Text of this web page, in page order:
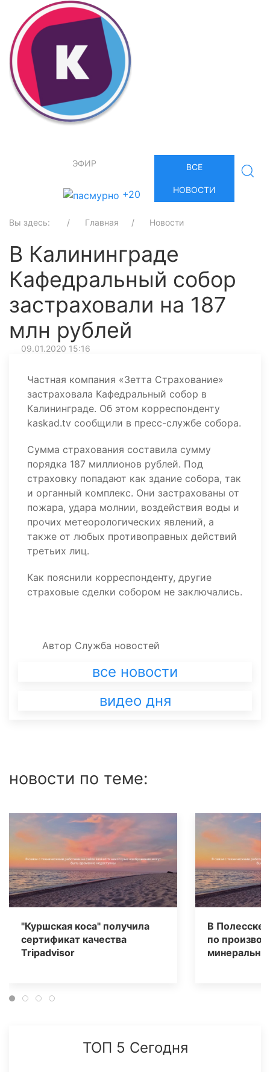
ЭФИР
+20
ВСЕ
НОВОСТИ
Вы здесь: Главная Новости
В Калининграде
Кафедральный собор
застраховали на 187
млн рублей
09.01.2020 15:16
Частная компания «Зетта Страхование»
застраховала Кафедральный собор в
Калининграде. Об этом корреспонденту
kaskad.tv сообщили в пресс-службе собора.
Сумма страхования составила сумму
порядка 187 миллионов рублей. Под
страховку попадают как здание собора, так
и органный комплекс. Они застрахованы от
пожара, удара молнии, воздействия воды и
прочих метеорологических явлений, а
также от любых противоправных действий
третьих лиц.
Как пояснили корреспонденту, другие
страховые сделки собором не заключались.
Автор Служба новостей
все новости
видео дня
новости по теме:
"Куршская коса" получила
сертификат качества
Tripаdvisor
В Полесске
по
ТОП 5 Сегодня